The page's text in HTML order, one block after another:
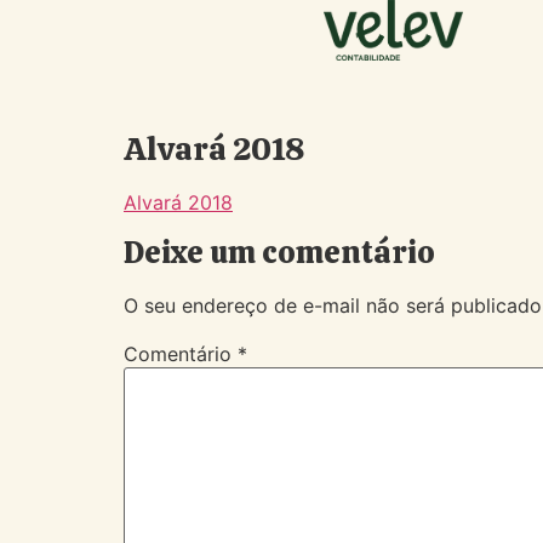
Alvará 2018
Alvará 2018
Deixe um comentário
O seu endereço de e-mail não será
Comentário *